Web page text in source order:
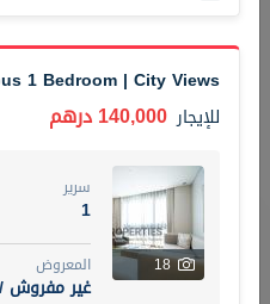
3 المعروض
مفروش/ ة
اسم الوسيط
EQBALBHAI KHANBHAI
EQBALBHAI SIRAJUDDIN
5 أشهر +
تصفية
1 Bedroom | City Views
للإيجار 140,000 درهم
18
سرير
1
المعروض
غير مفروش